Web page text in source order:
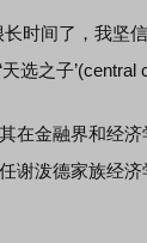
间了，我坚
选之子
金融界和经济
谢泼德家族经